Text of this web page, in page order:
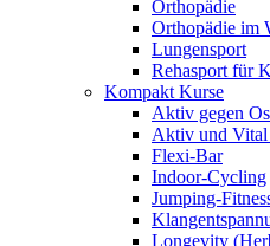
Orthopädie
Orthopädie im
Lungensport
Rehasport für
Kompakt Kurse
Aktiv gegen
Aktiv und Vital
Flexi-Bar
Indoor-Cycling
Jumping-
Longevity